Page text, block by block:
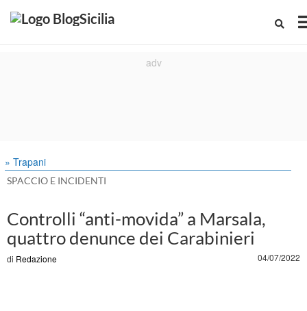
» Trapani
SPACCIO E INCIDENTI
Controlli “anti-movida” a Marsala,
quattro denunce dei Carabinieri
di Redazione 04/07/2022